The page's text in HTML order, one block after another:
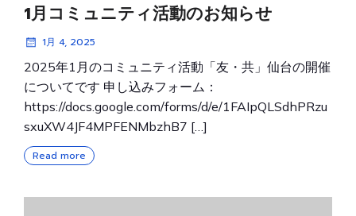
1月コミュニティ活動のお知らせ
1月 4, 2025
2025年1月のコミュニティ活動「友・共」仙台の開催
についてです 申し込みフォーム：
https://docs.google.com/forms/d/e/1FAIpQLSdhPRzu
sxuXW4JF4MPFENMbzhB7 […]
Read more